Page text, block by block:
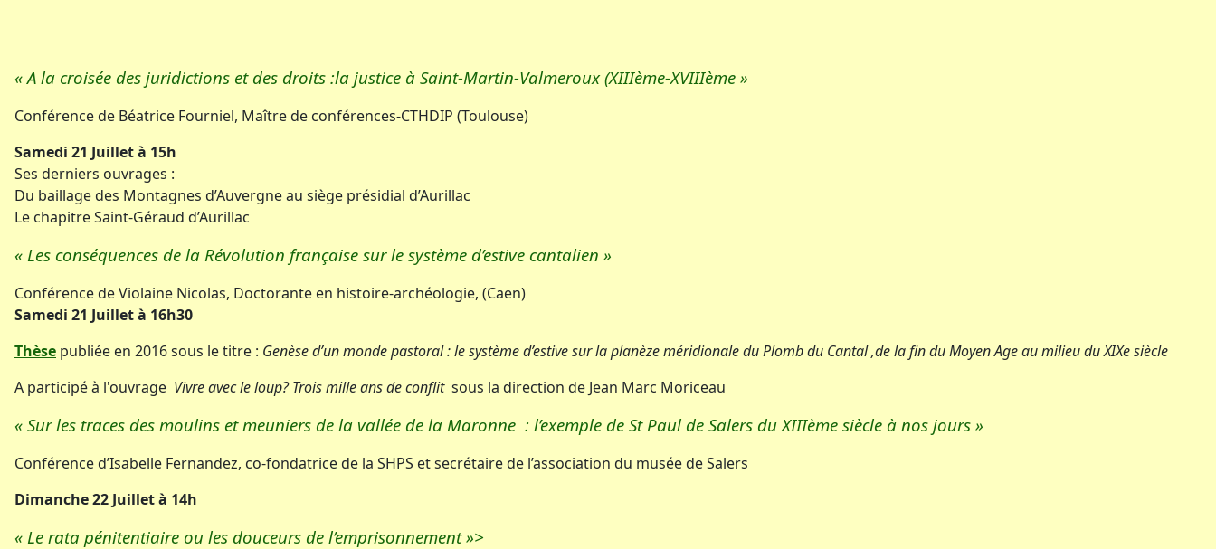
« A la croisée des juridictions et des droits :la justice à Saint-Martin-Valmeroux (XIIIème-XVIIIème »
Conférence de Béatrice Fourniel, Maître de conférences-CTHDIP (Toulouse)
Samedi 21 Juillet à 15h
Ses derniers ouvrages :
Du baillage des Montagnes d’Auvergne au siège présidial d’Aurillac
Le chapitre Saint-Géraud d’Aurillac
« Les conséquences de la Révolution française sur le système d’estive cantalien »
Conférence de Violaine Nicolas, Doctorante en histoire-archéologie, (Caen)
Samedi 21 Juillet à 16h30
Thèse publiée en 2016 sous le titre : Genèse d’un monde pastoral : le système d’estive sur la planèze méridionale du Plomb du Cantal ,de la fin du Moyen Age au milieu du XIXe siècle
A participé à l'ouvrage Vivre avec le loup? Trois mille ans de conflit sous la direction de Jean Marc Moriceau
« Sur les traces des moulins et meuniers de la vallée de la Maronne : l’exemple de St Paul de Salers du XIIIème siècle à nos jours »
Conférence d’Isabelle Fernandez, co-fondatrice de la SHPS et secrétaire de l’association du musée de Salers
Dimanche 22 Juillet à 14h
« Le rata pénitentiaire ou les douceurs de l’emprisonnement »>